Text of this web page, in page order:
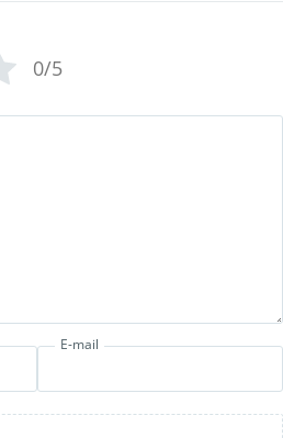
0/5
E-mail